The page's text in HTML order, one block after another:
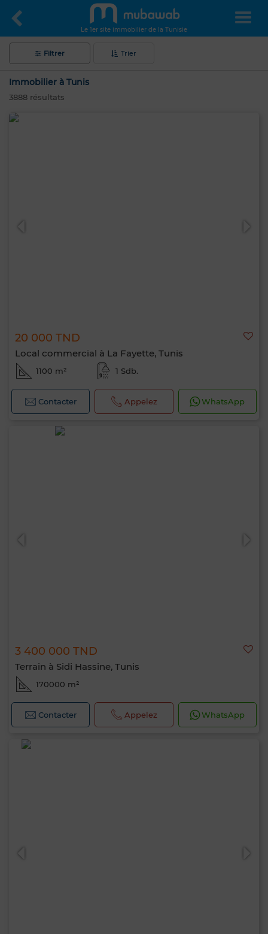
Le 1er site immobilier de la Tunisie
Filtrer Trier
Immobilier à Tunis
3888 résultats
20 000 TND
Local commercial à La Fayette, Tunis
1100 m² 1 Sdb.
Contacter Appelez WhatsApp
3 400 000 TND
Terrain à Sidi Hassine, Tunis
170000 m²
Contacter Appelez WhatsApp